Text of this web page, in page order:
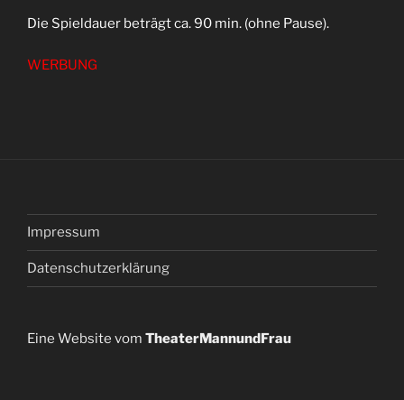
Die Spieldauer beträgt ca. 90 min. (ohne Pause).
WERBUNG
Impressum
Datenschutzerklärung
Eine Website vom TheaterMannundFrau